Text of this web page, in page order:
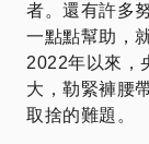
者。還有許多
一點點幫助，
2022年以來，
大，勒緊褲腰
取捨的難題。